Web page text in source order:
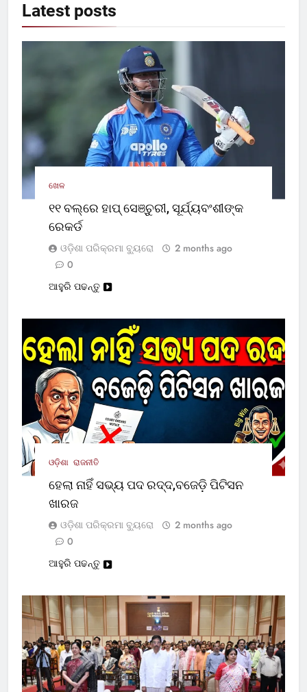
Latest posts
ଖେଳ
୧୧ ବଲ୍‌ରେ ହାପ୍ ସେଞ୍ଚୁରୀ, ସୂର୍ଯ୍ୟବଂଶୀଙ୍କ
ରେକର୍ଡ
ଓଡ଼ିଶା ପରିକ୍ରମା ବ୍ୟୁରୋ
2 months ago
0
ଆହୁରି ପଢନ୍ତୁ
ଓଡ଼ିଶା ରାଜନୀତି
ହେଲା ନାହିଁ ସଭ୍ୟ ପଦ ରଦ୍ଦ,ବଜେଡ଼ି ପିଟିସନ
ଖାରଜ
ଓଡ଼ିଶା ପରିକ୍ରମା ବ୍ୟୁରୋ
2 months ago
0
ଆହୁରି ପଢନ୍ତୁ